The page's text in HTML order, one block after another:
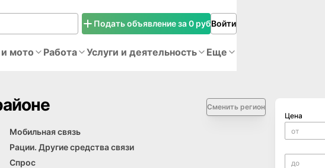
Подать объявление за 0 рубВойти
мото Работа Услуги и деятельность Еще
Сменить регион
Мобильная связь
Рации. Другие средства связи
Спрос
Цена